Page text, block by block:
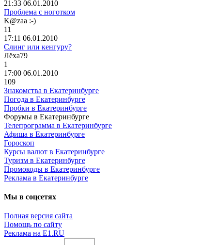
21:33 06.01.2010
Проблема с ноготком
K@zаа :-)
11
17:11 06.01.2010
Слинг или кенгуру?
Лёха79
1
17:00 06.01.2010
109
Знакомства в Екатеринбурге
Погода в Екатеринбурге
Пробки в Екатеринбурге
Форумы в Екатеринбурге
Телепрограмма в Екатеринбурге
Афиша в Екатеринбурге
Гороскоп
Курсы валют в Екатеринбурге
Туризм в Екатеринбурге
Промокоды в Екатеринбурге
Реклама в Екатеринбурге
Мы в соцсетях
Полная версия сайта
Помощь по сайту
Реклама на E1.RU